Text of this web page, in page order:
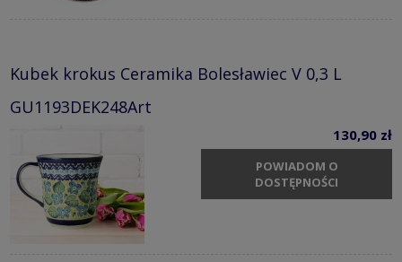
Kubek krokus Ceramika Bolesławiec V 0,3 L
GU1193DEK248Art
130,90 zł
POWIADOM O
DOSTĘPNOŚCI